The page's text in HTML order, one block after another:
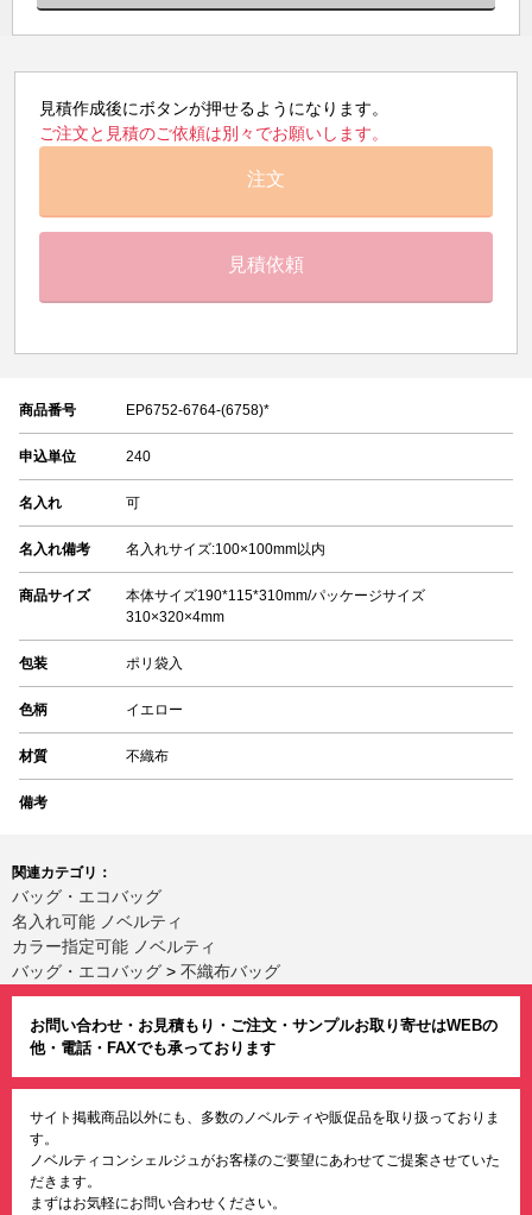
見積作成後にボタンが押せるようになります。
ご注文と見積のご依頼は別々でお願いします。
注文
見積依頼
商品番号 EP6752-6764-(6758)*
申込単位 240
名入れ 可
名入れ備考 名入れサイズ:100×100mm以内
商品サイズ
本体サイズ190*115*310mm/パッケージサイズ
310×320×4mm
包装 ポリ袋入
色柄 イエロー
材質 不織布
備考
関連カテゴリ：
バッグ・エコバッグ
名入れ可能 ノベルティ
カラー指定可能 ノベルティ
バッグ・エコバッグ > 不織布バッグ
お問い合わせ・お見積もり・ご注文・サンプルお取り寄せはWEBの
他・電話・FAXでも承っております
サイト掲載商品以外にも、多数のノベルティや販促品を取り扱っておりま
す。
ノベルティコンシェルジュがお客様のご要望にあわせてご提案させていた
だきます。
まずはお気軽にお問い合わせください。